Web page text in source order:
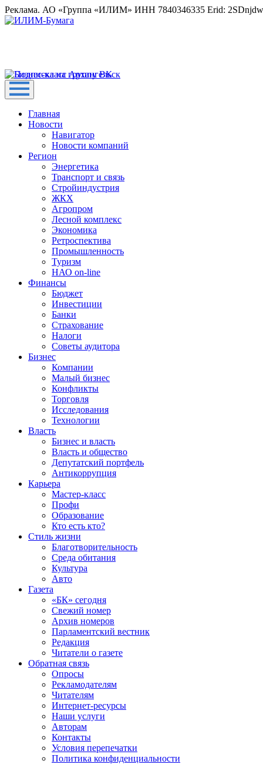
Реклама. АО «Группа «ИЛИМ» ИНН 7840346335 Erid:
Главная
Новости
Навигатор
Новости компаний
Регион
Энергетика
Транспорт и связь
Стройиндустрия
ЖКХ
Агропром
Лесной комплекс
Экономика
Ретроспектива
Промышленность
Туризм
НАО on-line
Финансы
Бюджет
Инвестиции
Банки
Страхование
Налоги
Советы аудитора
Бизнес
Компании
Малый бизнес
Конфликты
Торговля
Исследования
Технологии
Власть
Бизнес и власть
Власть и общество
Депутатский портфель
Антикоррупция
Карьера
Мастер-класс
Профи
Образование
Кто есть кто?
Стиль жизни
Благотворительность
Среда обитания
Культура
Авто
Газета
«БК» сегодня
Свежий номер
Архив номеров
Парламентский вестник
Редакция
Читатели о газете
Обратная связь
Опросы
Рекламодателям
Читателям
Интернет-ресурсы
Наши услуги
Авторам
Контакты
Условия перепечатки
Политика конфиденциальности